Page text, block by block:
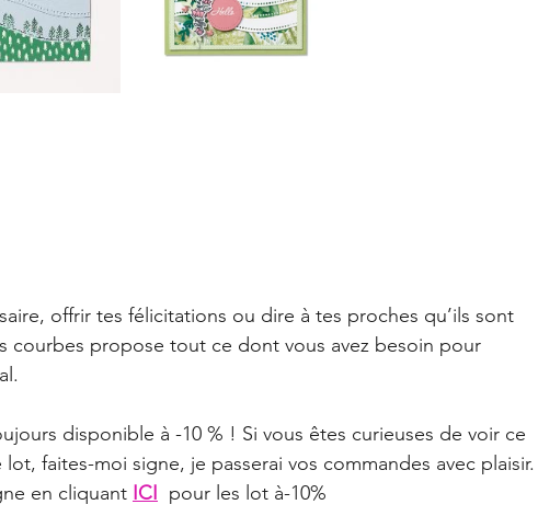
offrir tes félicitations ou dire à tes proches qu’ils sont
courbes propose tout ce dont vous avez besoin pour
disponible à -10 % ! Si vous êtes curieuses de voir ce
faites-moi signe, je passerai vos commandes avec plaisir.
en cliquant ICI
  pour les lot à-10%